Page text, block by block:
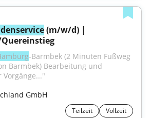
(m/w/d) |
-Barmbek (2 Minuten Fußweg
Barmbek) Bearbeitung und
GmbH
Teilzeit Vollzeit